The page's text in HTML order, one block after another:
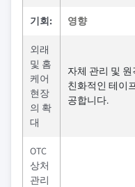
기회: 영향
외래
및 홈
케어
현장
의 확
대
자체 관리 및
친화적인 테이
공합니다.
OTC
상처
관리